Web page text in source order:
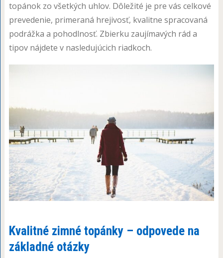
topánok zo všetkých uhlov. Dôležité je pre vás celkové
prevedenie, primeraná hrejivosť, kvalitne spracovaná
podrážka a pohodlnosť. Zbierku zaujímavých rád a
tipov nájdete v nasledujúcich riadkoch.
Kvalitné zimné topánky – odpovede na
základné otázky